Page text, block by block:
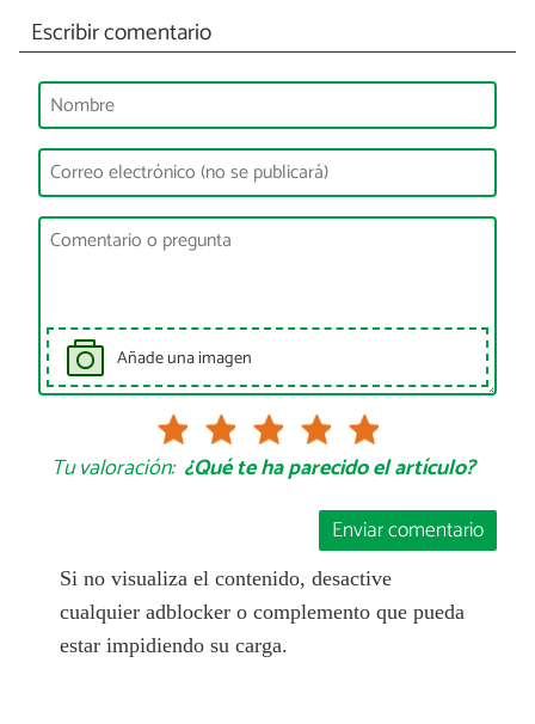
Escribir comentario
Añade una imagen
Tu valoración: ¿Qué te ha parecido el artículo?
Enviar comentario
Si no visualiza el contenido, desactive
cualquier adblocker o complemento que pueda
estar impidiendo su carga.